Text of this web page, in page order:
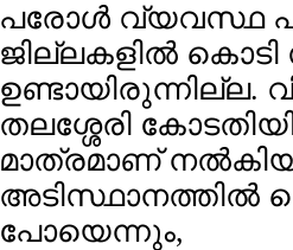
പരോള്‍ വ്യവസ്ഥ
ജില്ലകളില്‍
ഉണ്ടായിരുന്നില്ല.
തലശ്ശേരി
മാത്രമാണ്
അടിസ്ഥാനത്തില്‍
പോയെന്നും,